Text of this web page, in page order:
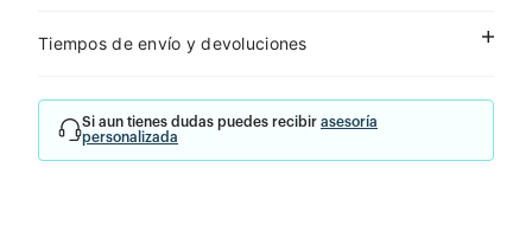
Tiempos de envío y devoluciones
Si aun tienes dudas puedes recibir asesoría
personalizada